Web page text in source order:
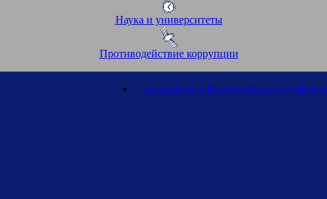
Наука и университеты
Противодействие коррупции
Завершилась Всероссийская